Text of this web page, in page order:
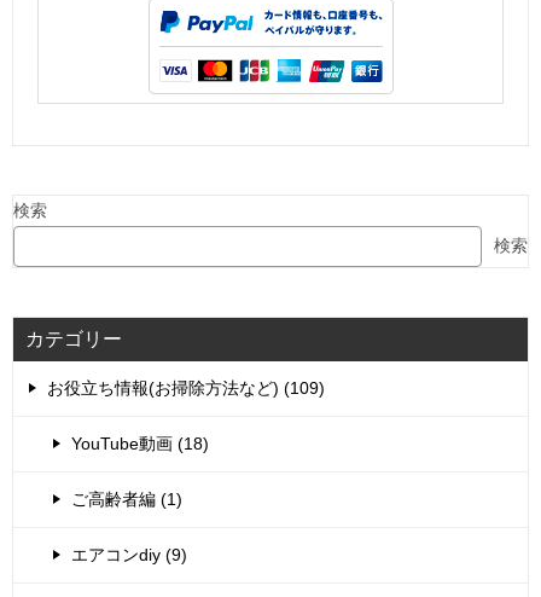
検索
検索
カテゴリー
お役立ち情報(お掃除方法など) (109)
YouTube動画 (18)
ご高齢者編 (1)
エアコンdiy (9)